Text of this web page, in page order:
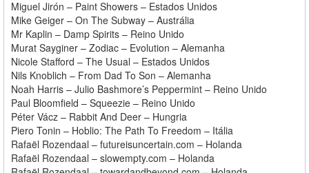
Miguel Jirón – Paint Showers – Estados Unidos
Mike Geiger – On The Subway – Austrália
Mr Kaplin – Damp Spirits – Reino Unido
Murat Sayginer – Zodiac – Evolution – Alemanha
Nicole Stafford – The Usual – Estados Unidos
Nils Knoblich – From Dad To Son – Alemanha
Noah Harris – Julio Bashmore’s Peppermint – Reino Unido
Paul Bloomfield – Squeezie – Reino Unido
Péter Vácz – Rabbit And Deer – Hungria
Piero Tonin – Hoblio: The Path To Freedom – Itália
Rafaël Rozendaal – futureisuncertain.com – Holanda
Rafaël Rozendaal – slowempty.com – Holanda